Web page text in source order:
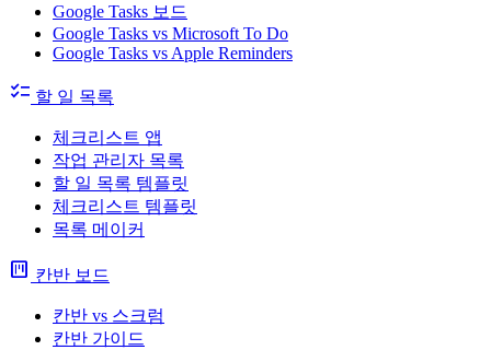
Google Tasks 보드
Google Tasks vs Microsoft To Do
Google Tasks vs Apple Reminders
checklist 할 일 목록
체크리스트 앱
작업 관리자 목록
할 일 목록 템플릿
체크리스트 템플릿
목록 메이커
view_kanban 칸반 보드
칸반 vs 스크럼
칸반 가이드